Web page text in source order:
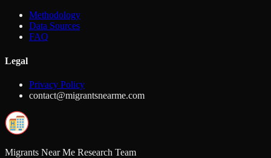
Methodology
Data Sources
FAQ
Legal
Privacy Policy
contact@migrantsnearme.com
Migrants Near Me Research Team